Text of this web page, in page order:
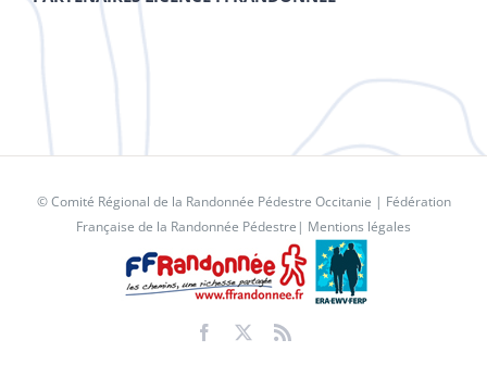
© Comité Régional de la Randonnée Pédestre Occitanie | Fédération
Française de la Randonnée Pédestre | Mentions légales
Facebook